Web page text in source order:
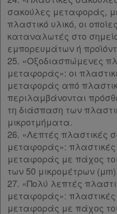
σακούλες μεταφοράς,
πλαστικό υλικό, οι
καταναλωτές στο
εμπορευμάτων ή
25. «Οξοδιασπώμενες
μεταφοράς»: οι
μεταφοράς από
περιλαμβάνονται
τη διάσπαση των
μικροτμήματα.
26. «Λεπτές πλαστικές
μεταφοράς»:
μεταφοράς με πάχος
των 50 μικρομέτρων
27. «Πολύ λεπτές
μεταφοράς»:
μεταφοράς με πάχος